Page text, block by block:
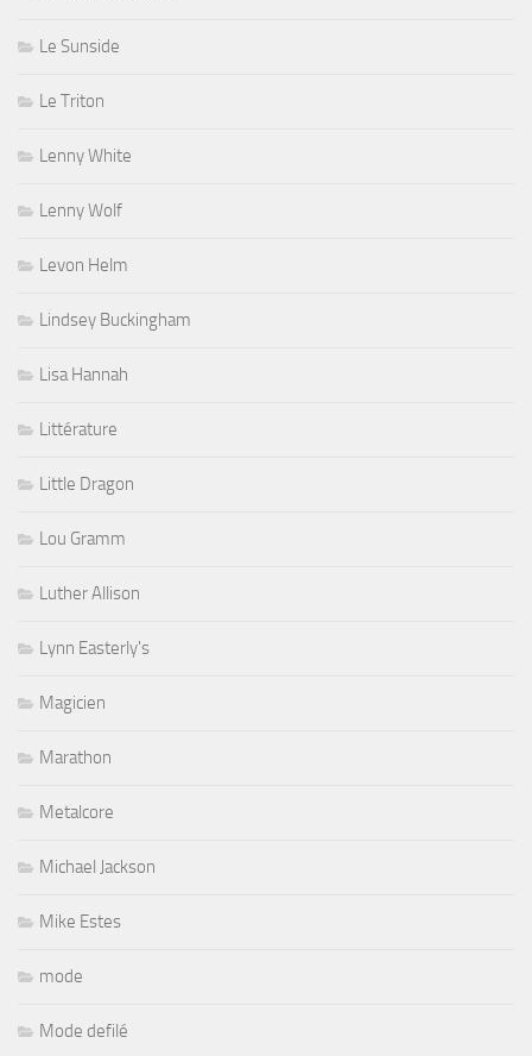
Le Sunside
Le Triton
Lenny White
Lenny Wolf
Levon Helm
Lindsey Buckingham
Lisa Hannah
Littérature
Little Dragon
Lou Gramm
Luther Allison
Lynn Easterly's
Magicien
Marathon
Metalcore
Michael Jackson
Mike Estes
mode
Mode defilé